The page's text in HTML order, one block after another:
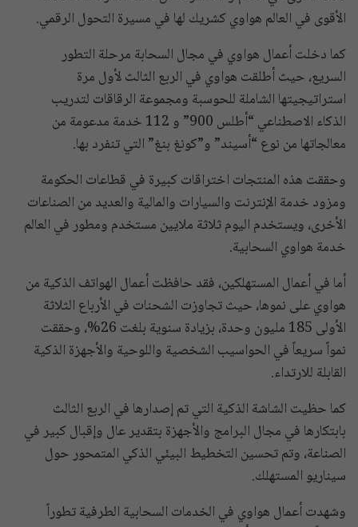
الأقوى في العالم هواوي كشريك لها في مسيرة التحول الرقمي.
كما دخلت أعمال هواوي في مجال السحابة مرحلة التطور
السريع، حيث أطلقت هواوي في الربع الثالث لأول مرة
استراتيجيتها الشاملة للحوسبة ومجموعة الرقاقات لتدريب
الذكاء الاصطناعي “أطلس 900” و 112 خدمة مدعومة من
معالجاتها من نوع “أسيند” و”كونغ بنغ” التي تنفرد بها.
وحققت هذه المنتجات اختراقات كبيرة في قطاعات الحكومة
ومزود خدمة الإنترنت والسيارات والمالية والعديد من الصناعات
الأخرى، ويستخدم اليوم ثلاثة ملايين مستخدم ومطور في العالم
خدمة هواوي السحابية.
أما في أعمال المستهلكين، فقد حافظت أعمال الهواتف الذكية من
هواوي على نموها، حيث تجاوزت الشحنات في الأرباع الثلاثة
الأولى 185 مليون وحدة، بزيادة سنوية بلغت 26%، وحققت
نمواً سريعاً في الحواسيب الشخصية واللوحية والأجهزة الذكية
القابلة للارتداء.
كما حظيت الشاشة الذكية التي تم إصدارها في الربع الثالث
بابتكارها في مجال البرامج والأجهزة بتقدير عال وإقبال كبير في
الصناعة، وتم تحسين التخطيط البيئي الذكي المتمحور حول
سيناريو المستهلك.
وشهدت أعمال هواوي في الخدمات السحابية الطرفية تطوراً